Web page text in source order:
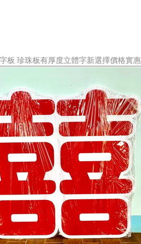
板 珍珠板有厚度立體字新選擇價格實惠